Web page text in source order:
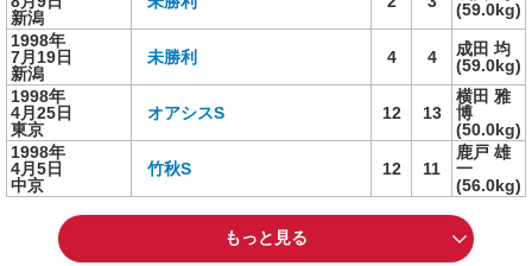
新潟
(59.0kg)
1998年
7月19日
新潟
未勝利 4 4
成田 均
(59.0kg)
1998年
4月25日
東京
オアシスS 12 13
横田 雅
博
(50.0kg)
1998年
4月5日
中京
竹秋S 12 11
鹿戸 雄
一
(56.0kg)
もっと見る